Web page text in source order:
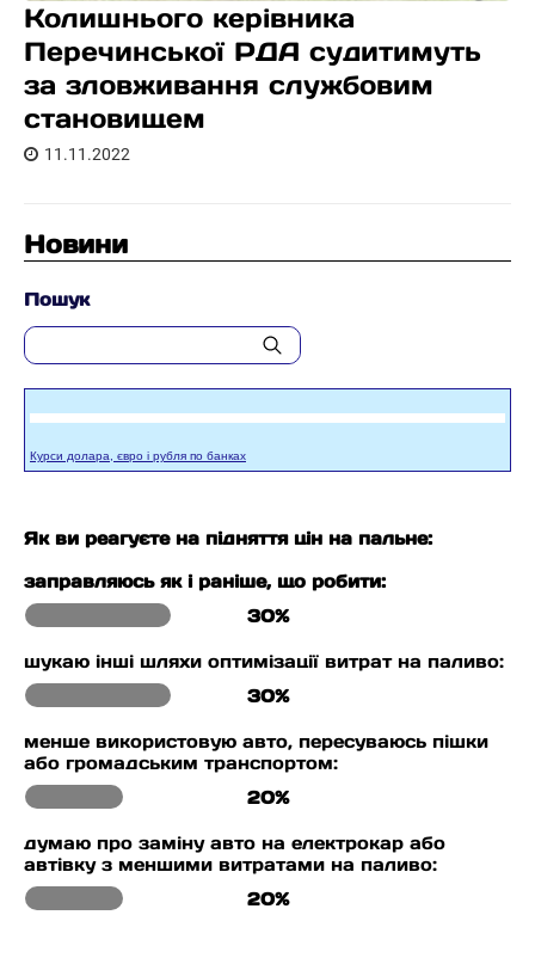
Колишнього керівника
Перечинської РДА судитимуть
за зловживання службовим
становищем
11.11.2022
Новини
Пошук
Курси долара, євро і рубля по банках
Як ви реагуєте на підняття цін на пальне:
заправляюсь як і раніше, що робити:
30%
шукаю інші шляхи оптимізації витрат на паливо:
30%
менше використовую авто, пересуваюсь пішки
або громадським транспортом:
20%
думаю про заміну авто на електрокар або
автівку з меншими витратами на паливо:
20%